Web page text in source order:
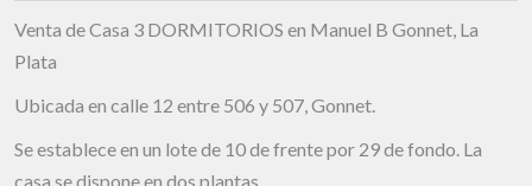
Venta de Casa 3 DORMITORIOS en Manuel B Gonnet, La
Plata
Ubicada en calle 12 entre 506 y 507, Gonnet.
Se establece en un lote de 10 de frente por 29 de fondo. La
casa se dispone en dos plantas.